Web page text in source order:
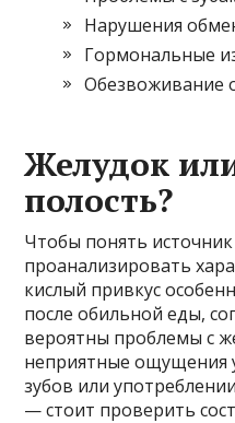
Нарушения
Гормональные
Обезвоживание
Желудок
полость?
Чтобы понять
проанализировать
кислый привкус
после обильной еды,
вероятны проблемы с
неприятные ощущения
зубов или
— стоит проверить